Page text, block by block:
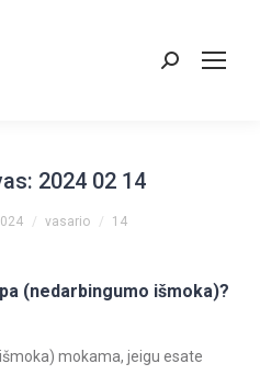
Paieška:
2024 02 14
vasario 14
(nedarbingumo išmoka)?
mokama, jeigu esate